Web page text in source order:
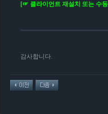
[☞ 클라이언트 재설치 또는 수
감사합니다.